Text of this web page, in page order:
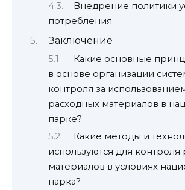
Внедрение политики
потребления
Заключение
Какие основные
в основе организации
контроля за
расходных материалов в
парке?
Какие методы и
используются для контроля
материалов в условиях
парка?